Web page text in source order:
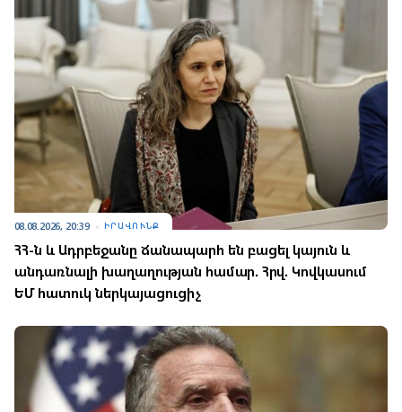
08.08.2026, 20:39 ԻՐԱՎՈՒՆՔ
ՀՀ-ն և Ադրբեջանը ճանապարհ են բացել կայուն և
անդառնալի խաղաղության համար. Հրվ. Կովկասում
ԵՄ հատուկ ներկայացուցիչ